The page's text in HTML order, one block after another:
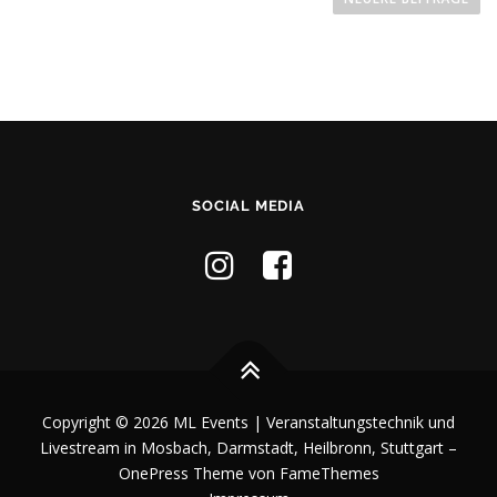
SOCIAL MEDIA
Copyright © 2026 ML Events | Veranstaltungstechnik und
Livestream in Mosbach, Darmstadt, Heilbronn, Stuttgart –
OnePress Theme von FameThemes